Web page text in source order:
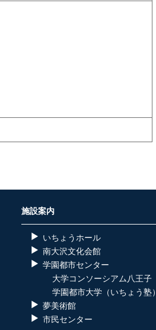
施設案内
いちょうホール
南大沢文化会館
学園都市センター
大学コンソーシアム八王子
学園都市大学（いちょう塾）
夢美術館
市民センター